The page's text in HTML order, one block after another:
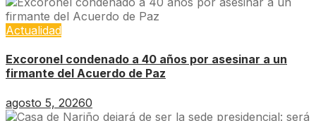
Actualidad
Excoronel condenado a 40 años por asesinar a un
firmante del Acuerdo de Paz
agosto 5, 20260